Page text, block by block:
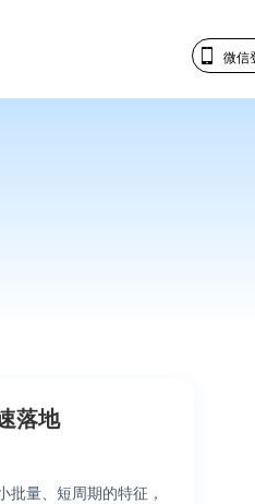
微信
落地
批量、短周期的特征，